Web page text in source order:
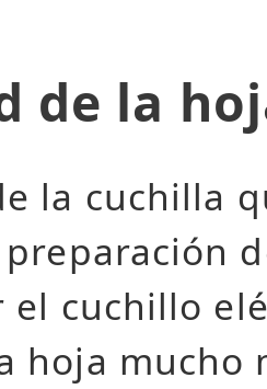
de la
la cuchilla
el cuchillo
hoja mucho